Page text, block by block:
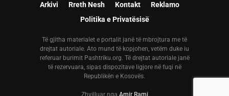
Arkivi Rreth Nesh Kontakt
Reklamo
Politika e Privatësisë
Të gjitha materialet e portalit janë të mbrojtura me të
drejtat autoriale. Ato mund të kopjohen, vetëm duke iu
referuar burimit Pashtriku.org. Të drejtat autoriale janë
të rezervuara, sipas dispozitave ligjore në fuqi në
Republikën e Kosovës.